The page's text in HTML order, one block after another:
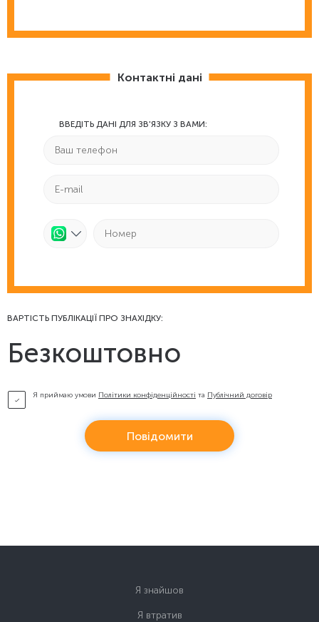
Контактні дані
ВВЕДІТЬ ДАНІ ДЛЯ ЗВ'ЯЗКУ З ВАМИ:
ВАРТІСТЬ ПУБЛІКАЦІЇ ПРО ЗНАХІДКУ:
Безкоштовно
Я приймаю умови Політики конфіденційності та Публічний договір
Повідомити
Я знайшов
Я втратив